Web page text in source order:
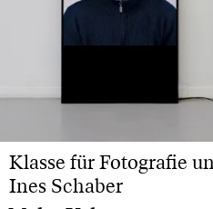
Klasse für Fotografie
Ines Schaber